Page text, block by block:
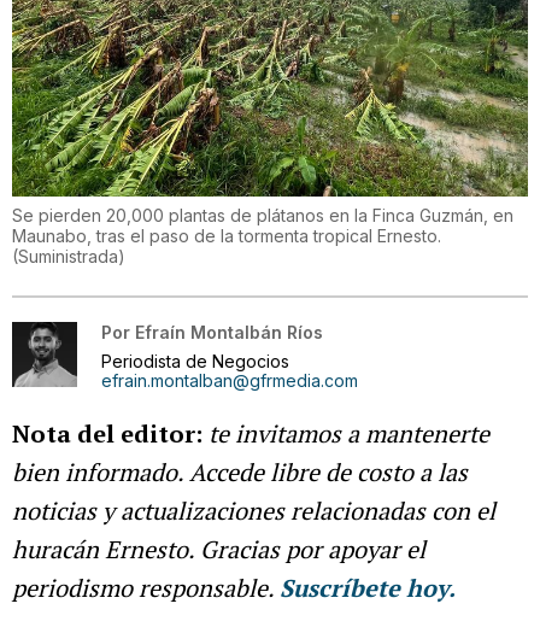
Se pierden 20,000 plantas de plátanos en la Finca Guzmán, en
Maunabo, tras el paso de la tormenta tropical Ernesto.
(Suministrada)
Por Efraín Montalbán Ríos
Periodista de Negocios
efrain.montalban@gfrmedia.com
Nota del editor: te invitamos a mantenerte
bien informado. Accede libre de costo a las
noticias y actualizaciones relacionadas con el
huracán Ernesto. Gracias por apoyar el
periodismo responsable. Suscríbete hoy.